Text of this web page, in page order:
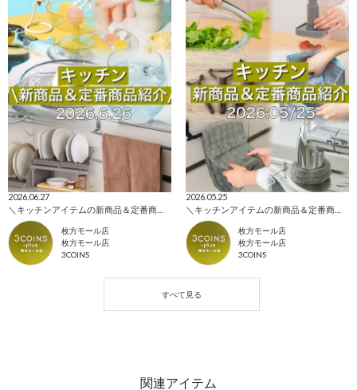
2026.06.27
枚方モール店
枚方モール店
3COINS
2026.05.25
＼キッチンアイテムの新商品＆定番商品をご紹介！／
枚方モール店
枚方モール店
3COINS